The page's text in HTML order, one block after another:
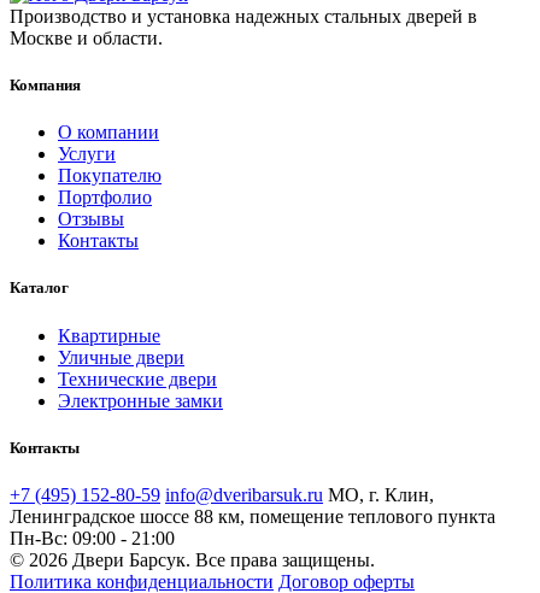
Производство и установка надежных стальных дверей в
Москве и области.
Компания
О компании
Услуги
Покупателю
Портфолио
Отзывы
Контакты
Каталог
Квартирные
Уличные двери
Технические двери
Электронные замки
Контакты
+7 (495) 152-80-59 info@dveribarsuk.ru МО, г. Клин,
Ленинградское шоссе 88 км, помещение теплового пункта
Пн-Вс: 09:00 - 21:00
© 2026 Двери Барсук. Все права защищены.
Политика конфиденциальности Договор оферты